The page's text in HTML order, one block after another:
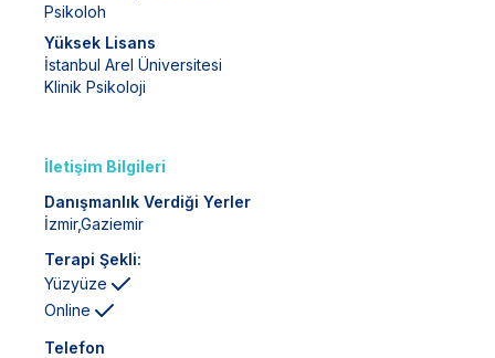
Psikoloh
Yüksek Lisans
İstanbul Arel Üniversitesi
Klinik Psikoloji
İletişim Bilgileri
Danışmanlık Verdiği Yerler
İzmir,Gaziemir
Terapi Şekli:
Yüzyüze
Online
Telefon